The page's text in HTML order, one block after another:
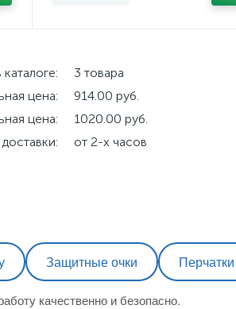
3 товара
цена:
914.00 руб.
цена:
1020.00 руб.
от 2-х часов
Защитные очки Перчатки
качественно и безопасно.